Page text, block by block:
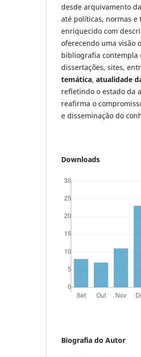
desde arquivamento
até políticas, normas e
enriquecido com
oferecendo uma visão
bibliografia contempla
dissertações, sites,
temática, atualidade
refletindo o estado da
reafirma o
e disseminação do
Downloads
Biografia do Autor